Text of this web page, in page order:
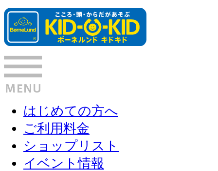
はじめての方へ
ご利用料金
ショップリスト
イベント情報